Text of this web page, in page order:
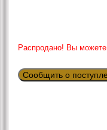
Распродано! Вы можете
Сообщить о